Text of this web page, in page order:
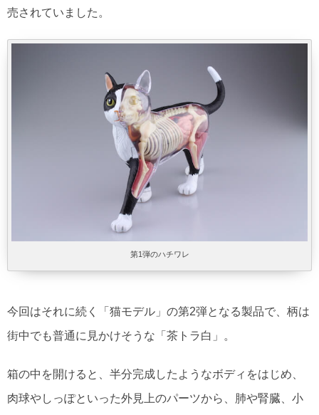
売されていました。
第1弾のハチワレ
今回はそれに続く「猫モデル」の第2弾となる製品で、柄は
街中でも普通に見かけそうな「茶トラ白」。
箱の中を開けると、半分完成したようなボディをはじめ、
肉球やしっぽといった外見上のパーツから、肺や腎臓、小